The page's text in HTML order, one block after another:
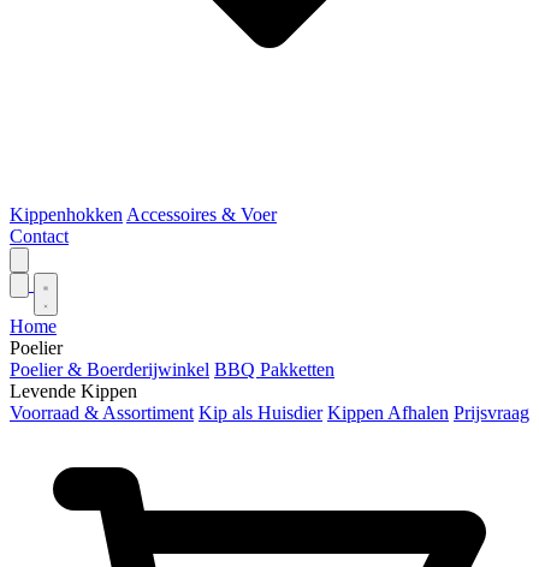
Kippenhokken Accessoires & Voer
Contact
Home
Poelier
Poelier & Boerderijwinkel BBQ Pakketten
Levende Kippen
Voorraad & Assortiment Kip als Huisdier Kippen Afhalen Prijsvraag